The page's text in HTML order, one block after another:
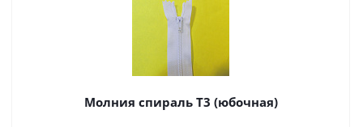
Молния спираль Т3 (юбочная)